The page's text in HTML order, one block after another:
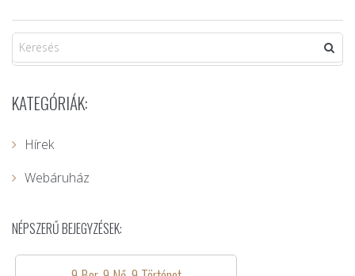
KATEGÓRIÁK:
Hírek
Webáruház
NÉPSZERŰ BEJEGYZÉSEK: